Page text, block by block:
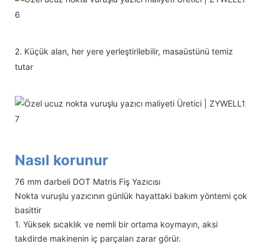
2. Küçük alan, her yere yerleştirilebilir, masaüstünü temiz
tutar
Nasıl korunur
76 mm darbeli DOT Matris Fiş Yazıcısı
Nokta vuruşlu yazıcının günlük hayattaki bakım yöntemi çok
basittir
1. Yüksek sıcaklık ve nemli bir ortama koymayın, aksi
takdirde makinenin iç parçaları zarar görür.